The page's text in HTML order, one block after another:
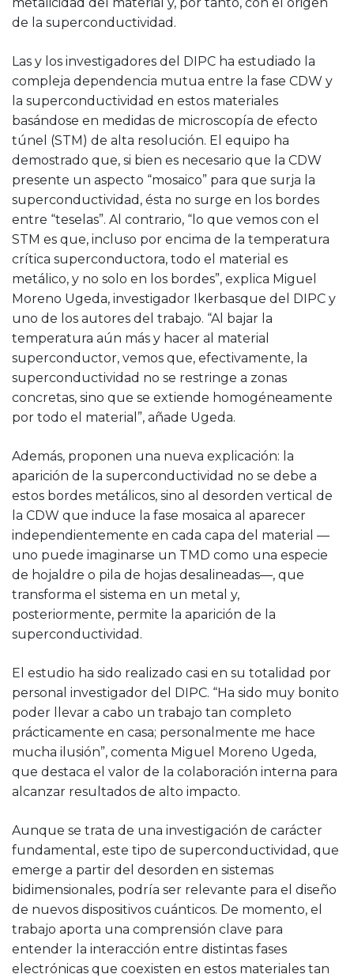
de la superconductividad.
Las y los investigadores del DIPC ha estudiado la
compleja dependencia mutua entre la fase CDW y
la superconductividad en estos materiales
basándose en medidas de microscopía de efecto
túnel (STM) de alta resolución. El equipo ha
demostrado que, si bien es necesario que la CDW
presente un aspecto “mosaico” para que surja la
superconductividad, ésta no surge en los bordes
entre “teselas”. Al contrario, “lo que vemos con el
STM es que, incluso por encima de la temperatura
crítica superconductora, todo el material es
metálico, y no solo en los bordes”, explica Miguel
Moreno Ugeda, investigador Ikerbasque del DIPC y
uno de los autores del trabajo. “Al bajar la
temperatura aún más y hacer al material
superconductor, vemos que, efectivamente, la
superconductividad no se restringe a zonas
concretas, sino que se extiende homogéneamente
por todo el material”, añade Ugeda.
Además, proponen una nueva explicación: la
aparición de la superconductividad no se debe a
estos bordes metálicos, sino al desorden vertical de
la CDW que induce la fase mosaica al aparecer
independientemente en cada capa del material —
uno puede imaginarse un TMD como una especie
de hojaldre o pila de hojas desalineadas—, que
transforma el sistema en un metal y,
posteriormente, permite la aparición de la
superconductividad.
El estudio ha sido realizado casi en su totalidad por
personal investigador del DIPC. “Ha sido muy bonito
poder llevar a cabo un trabajo tan completo
prácticamente en casa; personalmente me hace
mucha ilusión”, comenta Miguel Moreno Ugeda,
que destaca el valor de la colaboración interna para
alcanzar resultados de alto impacto.
Aunque se trata de una investigación de carácter
fundamental, este tipo de superconductividad, que
emerge a partir del desorden en sistemas
bidimensionales, podría ser relevante para el diseño
de nuevos dispositivos cuánticos. De momento, el
trabajo aporta una comprensión clave para
entender la interacción entre distintas fases
electrónicas que coexisten en estos materiales tan